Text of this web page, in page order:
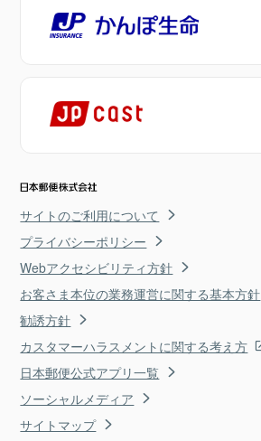
サイトのご利用について
プライバシーポリシー
Webアクセシビリティ方針
お客さま本位の業務運営に関する基本方針
勧誘方針
カスタマーハラスメントに関する考え方
日本郵便公式アプリ一覧
ソーシャルメディア
サイトマップ